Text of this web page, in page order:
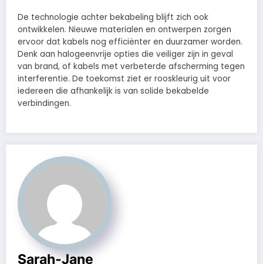
De technologie achter bekabeling blijft zich ook
ontwikkelen. Nieuwe materialen en ontwerpen zorgen
ervoor dat kabels nog efficiënter en duurzamer worden.
Denk aan halogeenvrije opties die veiliger zijn in geval
van brand, of kabels met verbeterde afscherming tegen
interferentie. De toekomst ziet er rooskleurig uit voor
iedereen die afhankelijk is van solide bekabelde
verbindingen.
Sarah-Jane